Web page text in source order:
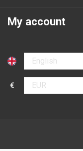
My account
Select language
€
Select currency